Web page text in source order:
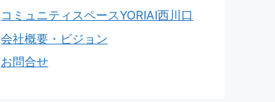
コミュニティスペースYORIAI西川口
会社概要・ビジョン
お問合せ